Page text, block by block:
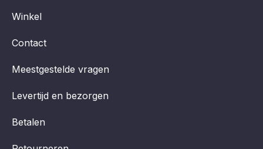
Winkel
Contact
Meestgestelde vragen
Levertijd en bezorgen
Betalen